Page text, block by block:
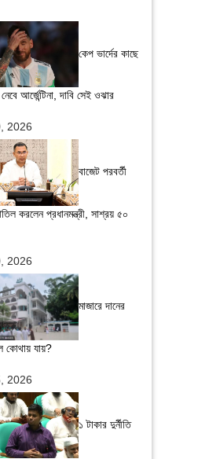
কেপ ভার্দের কাছে
আর্জেন্টিনা, দাবি সেই ওঝার
2026
বাজেট পরবর্তী
করলেন প্রধানমন্ত্রী, সাশ্রয় ৫০
2026
মাজারে দানের
কোথায় যায়?
2026
১ টাকার দুর্নীতি